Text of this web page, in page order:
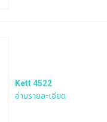
Kett 4522
อ่านรายละเอียด